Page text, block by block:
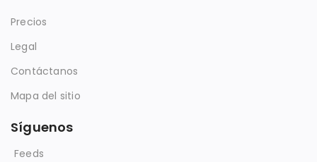
Precios
Legal
Contáctanos
Mapa del sitio
Síguenos
Feeds